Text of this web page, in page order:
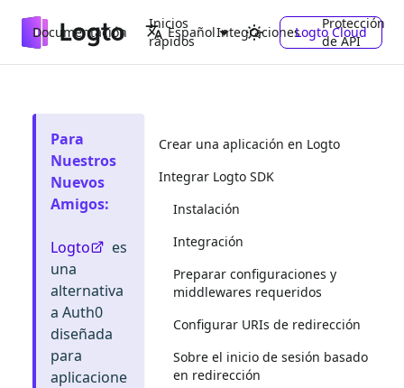
Documentación
Inicios
rápidos
Integraciones
Protección
de API
Español Logto Cloud
Para
Nuestros
Nuevos
Amigos:
Logto
es
una
alternativa
a Auth0
diseñada
para
aplicacione
Crear una aplicación en Logto
Integrar Logto SDK
Instalación
Integración
Preparar configuraciones y
middlewares requeridos
Configurar URIs de redirección
Sobre el inicio de sesión basado
en redirección